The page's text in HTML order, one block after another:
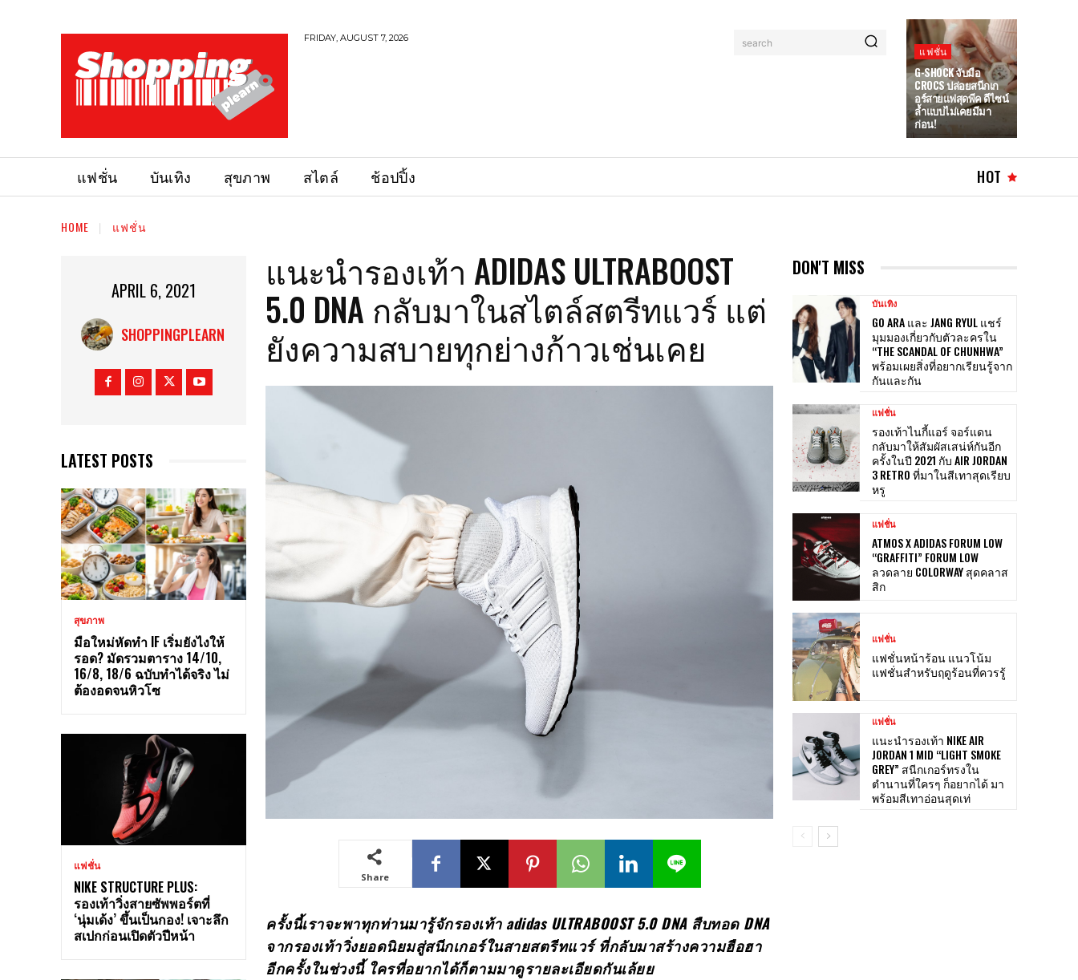
FRIDAY, AUGUST 7, 2026 search
แฟชั่น
G-SHOCK จับมือ
CROCS ปล่อยสนีกเก
อร์สายแฟสุดพีค ดีไซน์
ล้ำแบบไม่เคยมีมา
ก่อน!
แฟชั่น บันเทิง สุขภาพ สไตล์ ช้อปปิ้ง HOT
HOME แฟชั่น
APRIL 6, 2021
SHOPPINGPLEARN
LATEST POSTS
สุขภาพ
มือใหม่หัดทำ IF เริ่มยังไงให้
รอด? มัดรวมตาราง 14/10,
16/8, 18/6 ฉบับทำได้จริง ไม่
ต้องอดจนหิวโซ
แฟชั่น
NIKE STRUCTURE PLUS:
รองเท้าวิ่งสายซัพพอร์ตที่
‘นุ่มเด้ง’ ขึ้นเป็นกอง! เจาะลึก
สเปกก่อนเปิดตัวปีหน้า
แนะนำรองเท้า ADIDAS ULTRABOOST
5.0 DNA กลับมาในสไตล์สตรีทแวร์ แต่
ยังความสบายทุกย่างก้าวเช่นเคย
Share
ครั้งนี้เราจะพาทุกท่านมารู้จักรองเท้าadidas ULTRABOOST 5.0 DNA สืบทอด DNA
จากรองเท้าวิ่งยอดนิยมสู่สนีกเกอร์ในสายสตรีทแวร์ ที่กลับมาสร้างความฮือฮา
อีกครั้งในช่วงนี้ ใครที่อยากได้ก็ตามมาดูรายละเอียดกันเล้ยย
DON'T MISS
บันเทิง
GO ARA และ JANG RYUL แชร์
มุมมองเกี่ยวกับตัวละครใน
“THE SCANDAL OF CHUNHWA”
พร้อมเผยสิ่งที่อยากเรียนรู้จาก
กันและกัน
แฟชั่น
รองเท้าไนกี้แอร์ จอร์แดน
กลับมาให้สัมผัสเสน่ห์กันอีก
ครั้งในปี 2021 กับ AIR JORDAN
3 RETRO ที่มาในสีเทาสุดเรียบ
หรู
แฟชั่น
ATMOS X ADIDAS FORUM LOW
“GRAFFITI” FORUM LOW
ลวดลาย COLORWAY สุดคลาส
สิก
แฟชั่น
แฟชั่นหน้าร้อน แนวโน้ม
แฟชั่นสำหรับฤดูร้อนที่ควรรู้
แฟชั่น
แนะนำรองเท้า NIKE AIR
JORDAN 1 MID “LIGHT SMOKE
GREY” สนีกเกอร์ทรงใน
ตำนานที่ใครๆ ก็อยากได้ มา
พร้อมสีเทาอ่อนสุดเท่